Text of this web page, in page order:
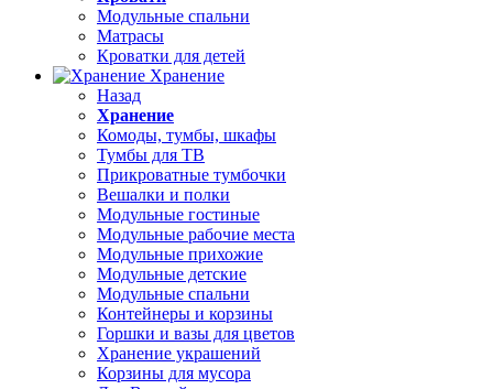
Модульные спальни
Матрасы
Кроватки для детей
Хранение
Назад
Хранение
Комоды, тумбы, шкафы
Тумбы для ТВ
Прикроватные тумбочки
Вешалки и полки
Модульные гостиные
Модульные рабочие места
Модульные прихожие
Модульные детские
Модульные спальни
Контейнеры и корзины
Горшки и вазы для цветов
Хранение украшений
Корзины для мусора